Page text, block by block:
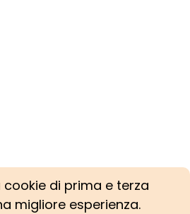
di prima e terza
migliore esperienza.